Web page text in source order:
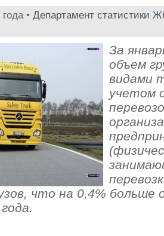
• Департамент статистики
За
объем
видами
учетом
что на 0,4% больше